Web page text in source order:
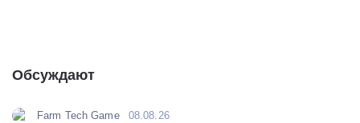
Обсуждают
Farm Tech Game 08.08.26